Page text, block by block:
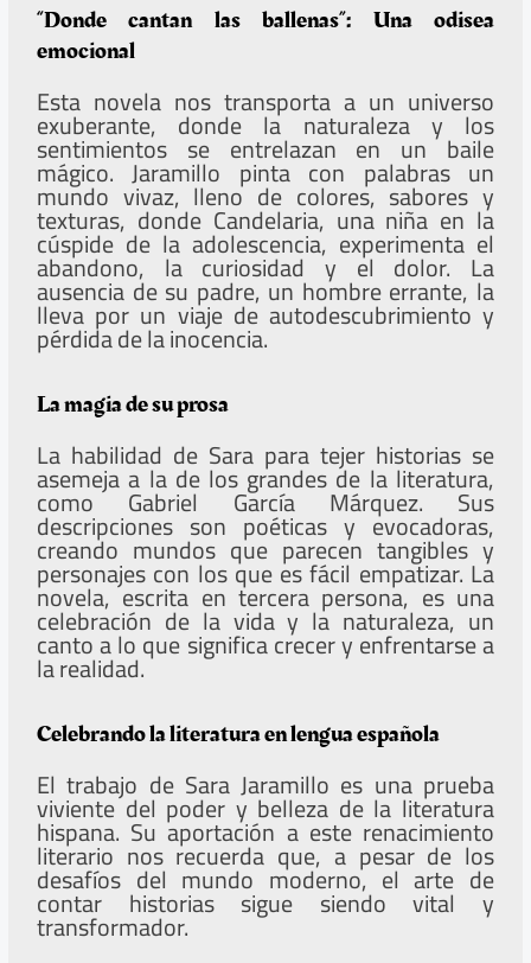
“Donde cantan las ballenas”: Una odisea
emocional
Esta novela nos transporta a un universo
exuberante, donde la naturaleza y los
sentimientos se entrelazan en un baile
mágico. Jaramillo pinta con palabras un
mundo vivaz, lleno de colores, sabores y
texturas, donde Candelaria, una niña en la
cúspide de la adolescencia, experimenta el
abandono, la curiosidad y el dolor. La
ausencia de su padre, un hombre errante, la
lleva por un viaje de autodescubrimiento y
pérdida de la inocencia.
La magia de su prosa
La habilidad de Sara para tejer historias se
asemeja a la de los grandes de la literatura,
como Gabriel García Márquez. Sus
descripciones son poéticas y evocadoras,
creando mundos que parecen tangibles y
personajes con los que es fácil empatizar. La
novela, escrita en tercera persona, es una
celebración de la vida y la naturaleza, un
canto a lo que significa crecer y enfrentarse a
la realidad.
Celebrando la literatura en lengua española
El trabajo de Sara Jaramillo es una prueba
viviente del poder y belleza de la literatura
hispana. Su aportación a este renacimiento
literario nos recuerda que, a pesar de los
desafíos del mundo moderno, el arte de
contar historias sigue siendo vital y
transformador.